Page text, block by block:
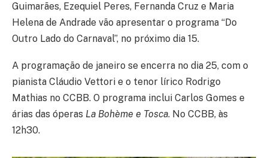
Guimarães, Ezequiel Peres, Fernanda Cruz e Maria
Helena de Andrade vão apresentar o programa “Do
Outro Lado do Carnaval”, no próximo dia 15.
A programação de janeiro se encerra no dia 25, com o
pianista Cláudio Vettori e o tenor lírico Rodrigo
Mathias no CCBB. O programa inclui Carlos Gomes e
árias das óperas La Bohème e Tosca. No CCBB, às
12h30.